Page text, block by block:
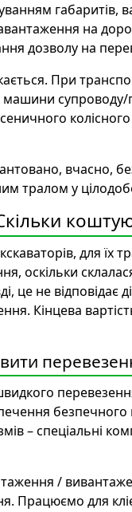
габаритів,
на
дозволу на
При
супроводу/
вчасно,
тралом у
для
оскільки
не відповідає
Кінцева
– спеціальні
/
Працюємо для